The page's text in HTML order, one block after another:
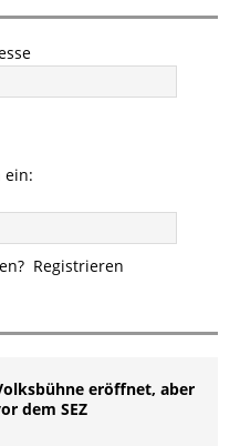
ein:
Registrieren
eröffnet, aber
dem SEZ